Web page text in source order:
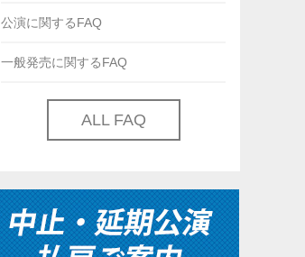
公演に関するFAQ
一般発売に関するFAQ
ALL FAQ